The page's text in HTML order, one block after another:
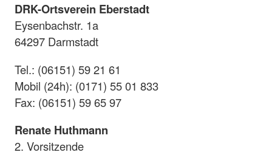
DRK-Ortsverein Eberstadt
Eysenbachstr. 1a
64297 Darmstadt
Tel.: (06151) 59 21 61
Mobil (24h): (0171) 55 01 833
Fax: (06151) 59 65 97
Renate Huthmann
2. Vorsitzende